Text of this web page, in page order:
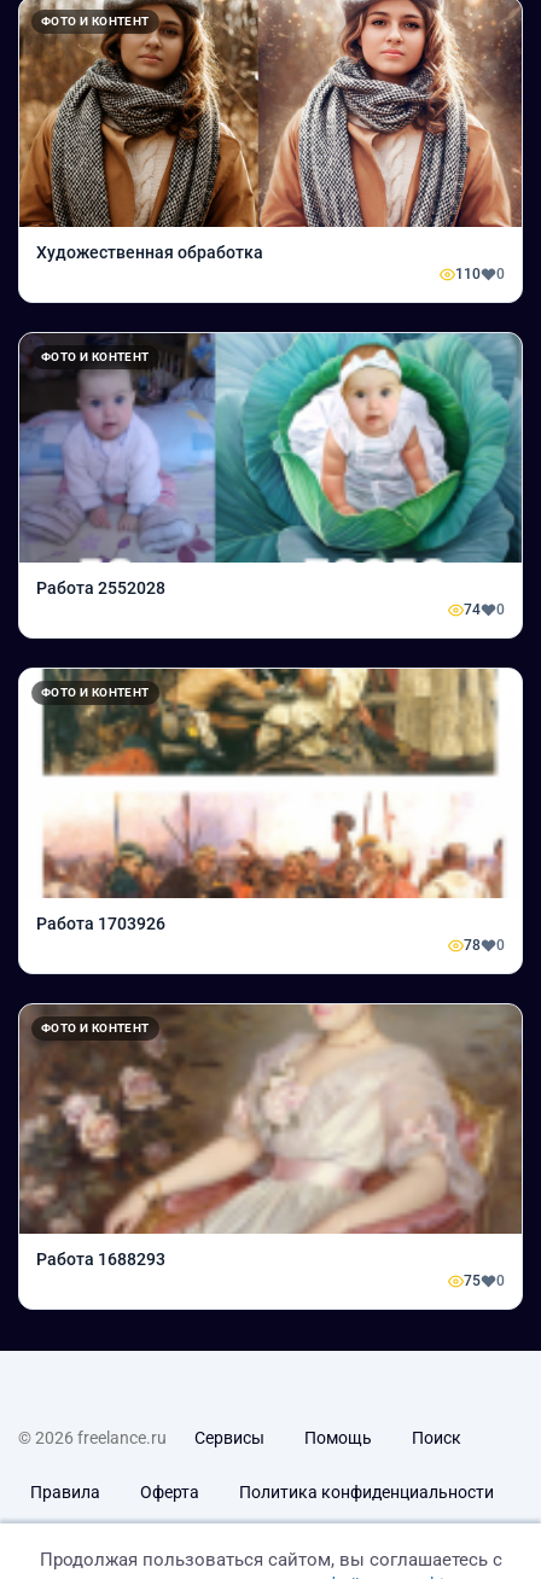
ФОТО И КОНТЕНТ
Художественная обработка
110 0
ФОТО И КОНТЕНТ
Работа 2552028
74 0
ФОТО И КОНТЕНТ
Работа 1703926
78 0
ФОТО И КОНТЕНТ
Работа 1688293
75 0
© 2026 freelance.ru Сервисы Помощь Поиск
Правила Оферта Политика конфиденциальности
Продолжая пользоваться сайтом, вы соглашаетесь с